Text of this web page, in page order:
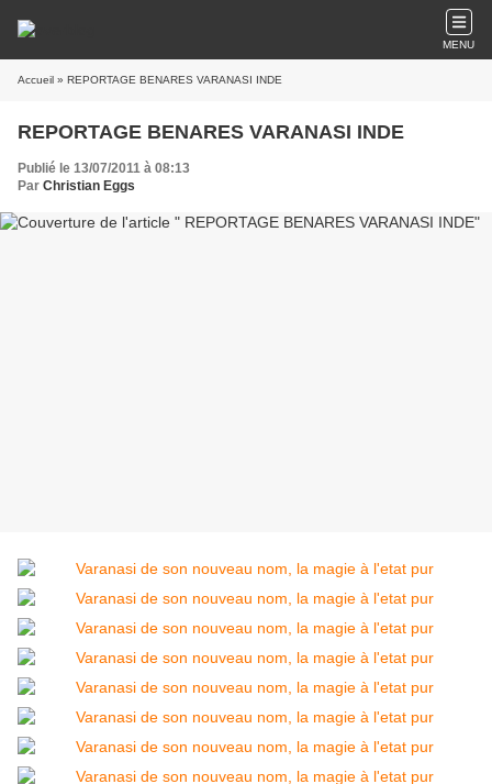
MENU
Accueil » REPORTAGE BENARES VARANASI INDE
REPORTAGE BENARES VARANASI INDE
Publié le 13/07/2011 à 08:13
Par Christian Eggs